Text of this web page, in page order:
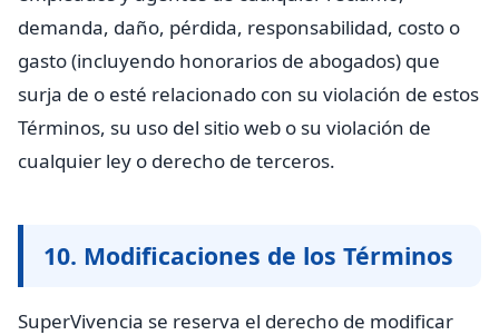
demanda, daño, pérdida, responsabilidad, costo o
gasto (incluyendo honorarios de abogados) que
surja de o esté relacionado con su violación de estos
Términos, su uso del sitio web o su violación de
cualquier ley o derecho de terceros.
10. Modificaciones de los Términos
SuperVivencia se reserva el derecho de modificar